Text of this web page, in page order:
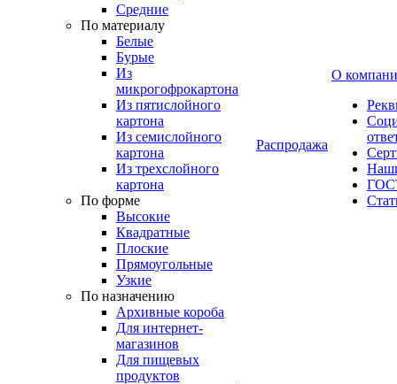
Средние
По материалу
Белые
Бурые
Из
микрогофрокартона
Из пятислойного
картона
Из семислойного
картона
Из трехслойного
картона
По форме
Высокие
Квадратные
Плоские
Прямоугольные
Узкие
По назначению
Архивные короба
Для интернет-
магазинов
Для пищевых
продуктов
Распродажа
О